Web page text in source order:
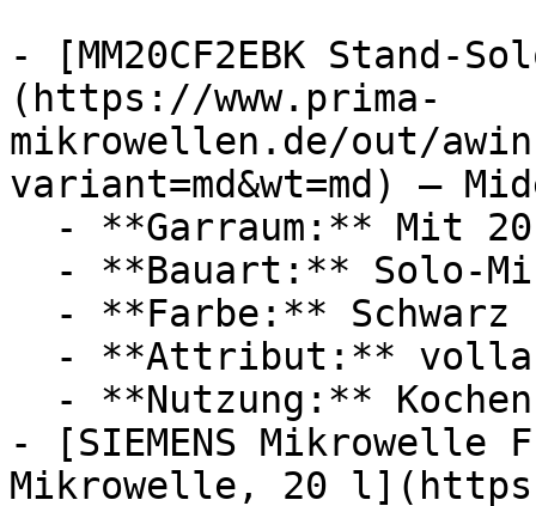
- [MM20CF2EBK Stand-
(https://www.prima-
mikrowellen.de/out/
variant=md&wt=md) —
- [SIEMENS Mikrowelle
Mikrowelle, 20